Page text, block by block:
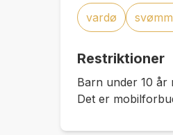
vardø
Restriktioner
Barn under 10 år
Det er